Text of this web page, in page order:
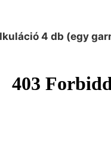
4 db (egy